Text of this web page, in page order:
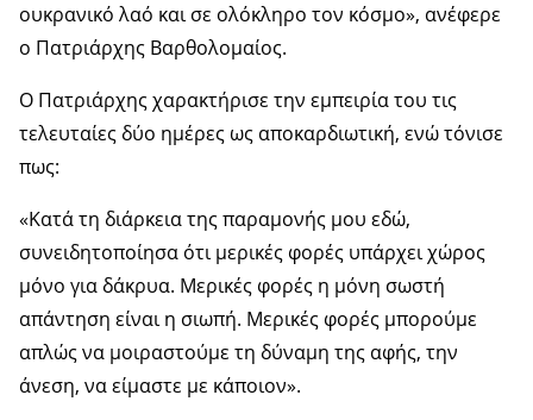
ουκρανικό λαό και σε ολόκληρο τον κόσμο», ανέφερε
ο Πατριάρχης Βαρθολομαίος.
Ο Πατριάρχης χαρακτήρισε την εμπειρία του τις
τελευταίες δύο ημέρες ως αποκαρδιωτική, ενώ τόνισε
πως:
«Κατά τη διάρκεια της παραμονής μου εδώ,
συνειδητοποίησα ότι μερικές φορές υπάρχει χώρος
μόνο για δάκρυα. Μερικές φορές η μόνη σωστή
απάντηση είναι η σιωπή. Μερικές φορές μπορούμε
απλώς να μοιραστούμε τη δύναμη της αφής, την
άνεση, να είμαστε με κάποιον».